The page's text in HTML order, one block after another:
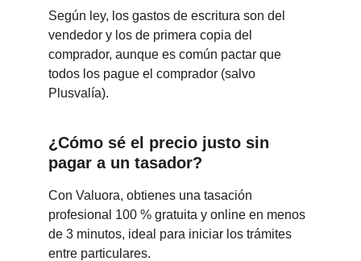
Según ley, los gastos de escritura son del
vendedor y los de primera copia del
comprador, aunque es común pactar que
todos los pague el comprador (salvo
Plusvalía).
¿Cómo sé el precio justo sin
pagar a un tasador?
Con Valuora, obtienes una tasación
profesional 100 % gratuita y online en menos
de 3 minutos, ideal para iniciar los trámites
entre particulares.